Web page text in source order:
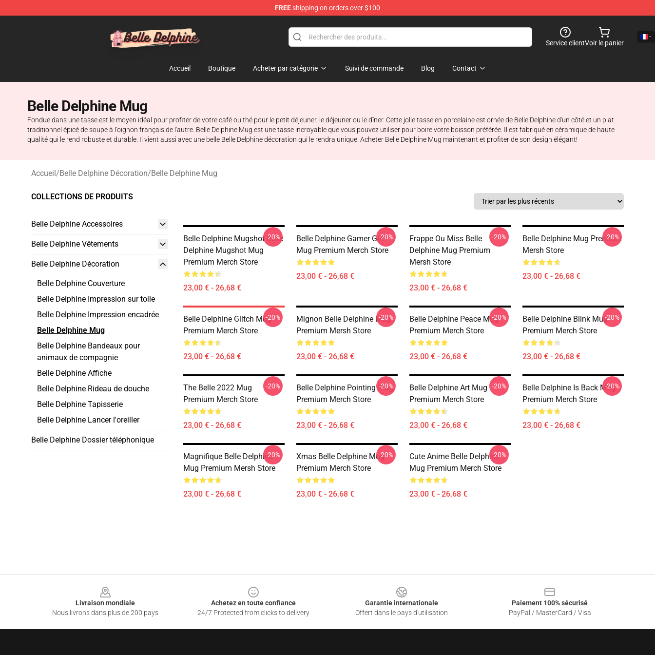
FREEshipping on orders over $100
Service clientVoir le panier
Accueil Boutique Acheter par catégorie Suivi de commande Blog Contact
Belle Delphine Mug
Fondue dans une tasse est le moyen idéal pour profiter de votre café ou thé pour le petit déjeuner, le déjeuner ou le dîner. Cette jolie tasse en porcelaine est ornée de Belle Delphine d'un côté et un plat
traditionnel épicé de soupe à l'oignon français de l'autre. Belle Delphine Mug est une tasse incroyable que vous pouvez utiliser pour boire votre boisson préférée. Il est fabriqué en céramique de haute
qualité qui le rend robuste et durable. Il vient aussi avec une belle Belle Delphine décoration qui le rendra unique. Acheter Belle Delphine Mug maintenant et profiter de son design élégant!
Accueil/Belle Delphine Décoration/Belle Delphine Mug
COLLECTIONS DE PRODUITS
Belle Delphine Accessoires
Belle Delphine Vêtements
Belle Delphine Décoration
Belle Delphine Couverture
Belle Delphine Impression sur toile
Belle Delphine Impression encadrée
Belle Delphine Mug
Belle Delphine Bandeaux pour
animaux de compagnie
Belle Delphine Affiche
Belle Delphine Rideau de douche
Belle Delphine Tapisserie
Belle Delphine Lancer l'oreiller
Belle Delphine Dossier téléphonique
Belle Delphine Mugshot Belle
Delphine Mugshot Mug
Premium Merch Store
23,00 € - 26,68 €
-20%
Belle Delphine Gamer Girl
Mug Premium Merch Store
23,00 € - 26,68 €
-20%
Frappe Ou Miss Belle
Delphine Mug Premium
Mersh Store
23,00 € - 26,68 €
-20%
Belle Delphine Mug Premium
Mersh Store
23,00 € - 26,68 €
-20%
Belle Delphine Glitch Mug
Premium Merch Store
23,00 € - 26,68 €
-20%
Mignon Belle Delphine Mug
Premium Mersh Store
23,00 € - 26,68 €
-20%
Belle Delphine Peace Mug
Premium Merch Store
23,00 € - 26,68 €
-20%
Belle Delphine Blink Mug
Premium Merch Store
23,00 € - 26,68 €
-20%
The Belle 2022 Mug
Premium Merch Store
23,00 € - 26,68 €
-20%
Belle Delphine Pointing Mug
Premium Merch Store
23,00 € - 26,68 €
-20%
Belle Delphine Art Mug
Premium Merch Store
23,00 € - 26,68 €
-20%
Belle Delphine Is Back Mug
Premium Merch Store
23,00 € - 26,68 €
-20%
Magnifique Belle Delphine
Mug Premium Mersh Store
23,00 € - 26,68 €
-20%
Xmas Belle Delphine Mug
Premium Merch Store
23,00 € - 26,68 €
-20%
Cute Anime Belle Delphine
Mug Premium Merch Store
23,00 € - 26,68 €
-20%
Livraison mondiale
Nous livrons dans plus de 200 pays
Achetez en toute confiance
24/7 Protected from clicks to delivery
Garantie internationale
Offert dans le pays d'utilisation
Paiement 100% sécurisé
PayPal / MasterCard / Visa